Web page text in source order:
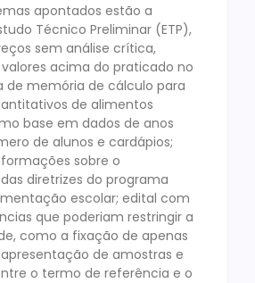
apontados estão a
Técnico Preliminar (ETP),
sem análise crítica,
acima do praticado no
de memória de cálculo para
de alimentos
base em dados de anos
de alunos e cardápios;
sobre o
diretrizes do programa
escolar; edital com
que poderiam restringir a
como a fixação de apenas
de amostras e
o termo de referência e o